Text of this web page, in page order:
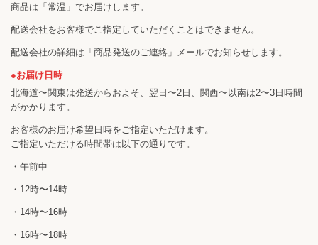
商品は「常温」でお届けします。
配送会社をお客様でご指定していただくことはできません。
配送会社の詳細は「商品発送のご連絡」メールでお知らせします。
●お届け日時
北海道〜関東は発送からおよそ、翌日〜2日、関西〜以南は2〜3日時間
がかかります。
お客様のお届け希望日時をご指定いただけます。
ご指定いただける時間帯は以下の通りです。
・午前中
・12時〜14時
・14時〜16時
・16時〜18時